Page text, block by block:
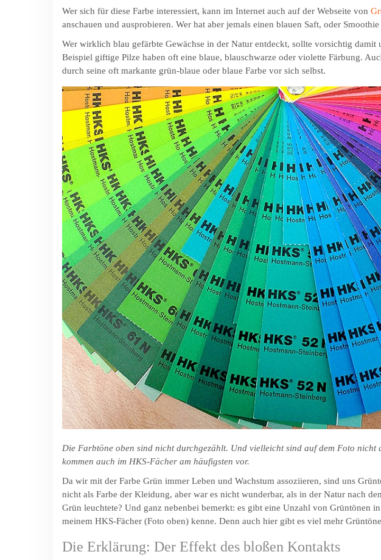
Wer sich für diese Farbe interessiert, kann im Internet auch auf der Webseite von
anschauen und ausprobieren. Wer hat aber jemals einen blauen Saft, oder Smoothie
Wer wirklich blau gefärbte Gewächse in der Natur entdeckt, sollte vorsichtig damit
Beispiel giftige Pilze haben oft eine blaue, blauschwarze oder violette Färbung.
durch seine oft markante grün-blaue oder blaue Farbe vor sich selbst.
Die Farbtöne oben sind nicht durchgezählt. Und vielleicht sind auf dem Foto nicht
kommen auch im HKS-Fächer am häufigsten vor.
Da wir mit der Farbe Grün immer Leben und Wachstum assoziieren, sind uns
nicht als Farbe der Kleidung, aber war es nicht wunderbar, als in der Natur nach
Grün leuchtete? Und ganz nebenbei bemerkt: es gibt eine Unzahl von Grüntönen
meinem HKS-Fächer (Foto oben) kenne. Denn auch hier gibt es viel mehr
Die Erklärung: Der Effekt des bloßen Kontakts